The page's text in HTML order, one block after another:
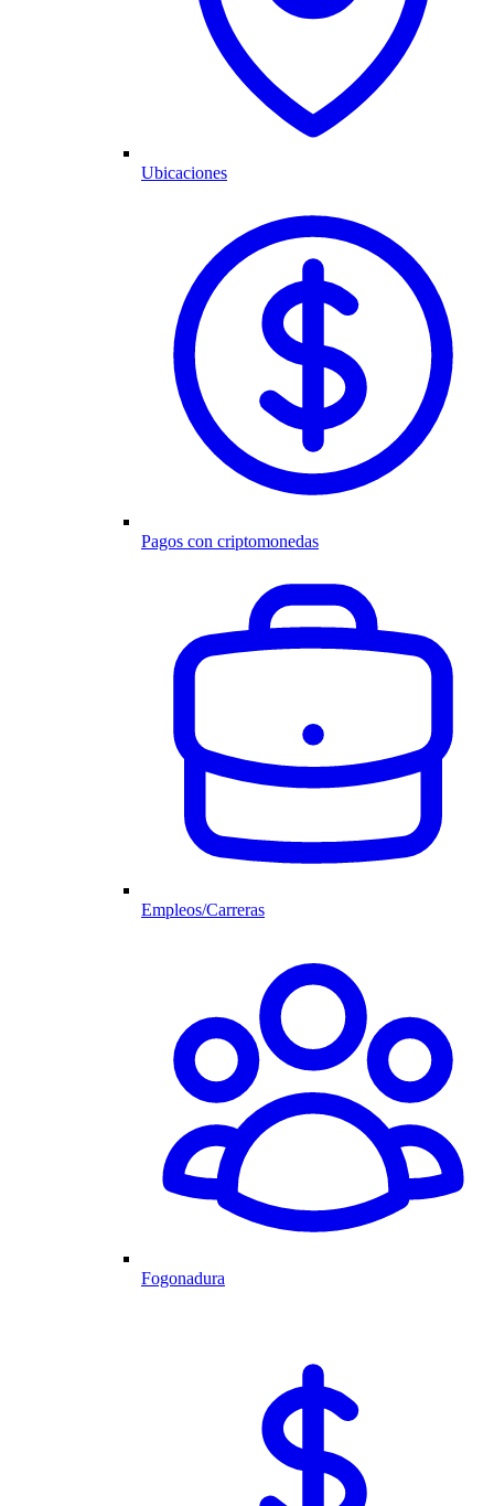
Ubicaciones
Pagos con criptomonedas
Empleos/Carreras
Fogonadura